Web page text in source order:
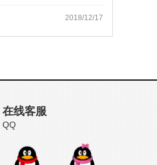
2018/12/17
在线客服
QQ